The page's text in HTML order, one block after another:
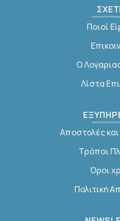
Ποιοί
Ο
Λίστα
Αποστολές
Τρόποι
Όροι
Πολιτική